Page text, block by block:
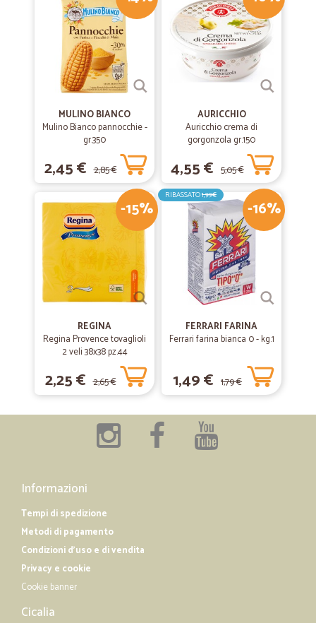
25/05/2020
—Simona P.
Mi trovo da sempre bene
Mi trovo da sempre bene. Seri e veloci
Cicalia
... servizio impeccabile ...
12/04/2020
Debora S.
Ottima esperienza
Ottima esperienza, ci siamo trovati benissimo a ordinare online, è
arrivato tutto perfetto e con un imballo top Poi sono Mantovani, non si
può non supportare le aziende nel territorio dove vivo! Sicuramente
ordinerò ancora GRAZIE!
facile di navigare sul sito
facile di navigare sul sito
Accuratezza e precisione
Accuratezza e precisione. Comunicazioni chiare
MULINO BIANCO
Mulino Bianco pannocchie -
gr.350
2,45 € 2,85 €
AURICCHIO
Auricchio crema di
gorgonzola gr.150
4,55 € 5,05 €
-15%
REGINA
Regina Provence tovaglioli
2 veli 38x38 pz.44
2,25 € 2,65 €
-16%
RIBASSATO1,99€
FERRARI FARINA
Ferrari farina bianca 0 - kg.1
1,49 € 1,79 €
Informazioni
Tempi di spedizione
Metodi di pagamento
Condizioni d'uso e di vendita
Privacy e cookie
Cookie banner
Cicalia